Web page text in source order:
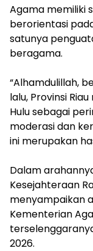
Agama memiliki
berorientasi
satunya
beragama.
‎“Alhamdulillah,
lalu, Provinsi
Hulu sebagai
moderasi dan
ini merupakan
‎Dalam
Kesejahteraan
menyampaikan
Kementerian
2026.